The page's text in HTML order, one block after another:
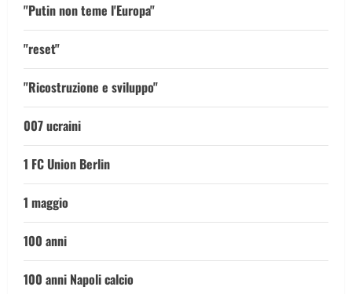
"Putin non teme l'Europa"
"reset"
"Ricostruzione e sviluppo"
007 ucraini
1 FC Union Berlin
1 maggio
100 anni
100 anni Napoli calcio